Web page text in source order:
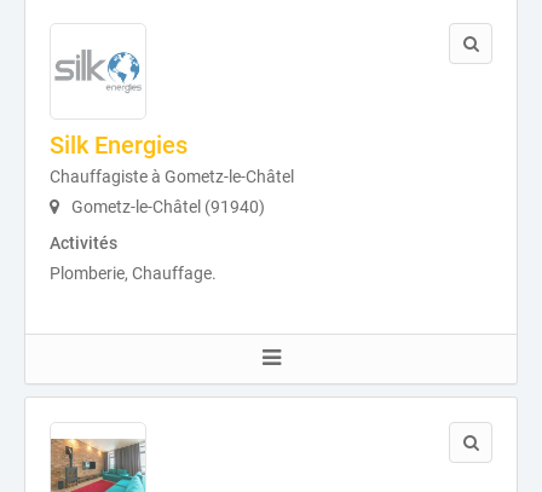
Silk Energies
Chauffagiste à Gometz-le-Châtel
Gometz-le-Châtel (91940)
Activités
Plomberie, Chauffage.